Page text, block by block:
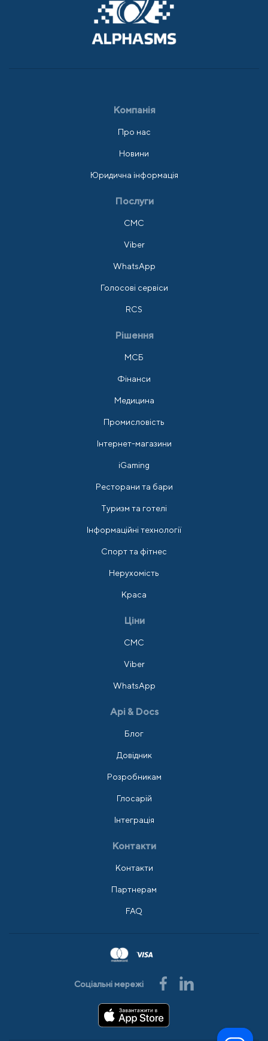
Компанія
Про нас
Новини
Юридична інформація
Послуги
СМС
Viber
WhatsApp
Голосові сервіси
RCS
Рішення
МСБ
Фінанси
Медицина
Промисловість
Інтернет-магазини
iGaming
Ресторани та бари
Туризм та готелі
Інформаційні технології
Спорт та фітнес
Нерухомість
Краса
Ціни
СМС
Viber
WhatsApp
Api & Docs
Блог
Довідник
Розробникам
Глосарій
Інтеграція
Контакти
Контакти
Партнерам
FAQ
Соціальні мережі